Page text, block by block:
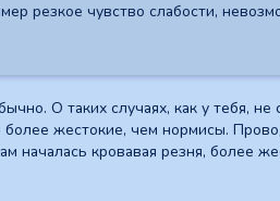
резкое чувство слабости,
О таких случаях, как у тебя,
жестокие, чем нормисы.
началась кровавая резня, более